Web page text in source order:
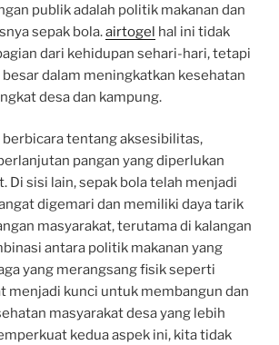
publik adalah politik makanan dan
sepak bola.airtogel hal ini tidak
dari kehidupan sehari-hari, tetapi
dalam meningkatkan kesehatan
desa dan kampung.
berbicara tentang aksesibilitas,
pangan yang diperlukan
Di sisi lain, sepak bola telah menjadi
digemari dan memiliki daya tarik
masyarakat, terutama di kalangan
antara politik makanan yang
yang merangsang fisik seperti
menjadi kunci untuk membangun dan
masyarakat desa yang lebih
kedua aspek ini, kita tidak